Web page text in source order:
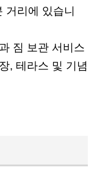
거리에 있습니
짐 보관 서비스
, 테라스 및 기념